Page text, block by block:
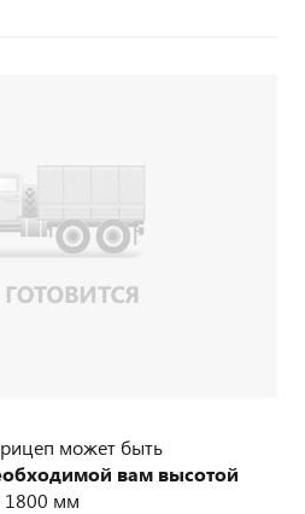
может быть
вам высотой
1800 мм